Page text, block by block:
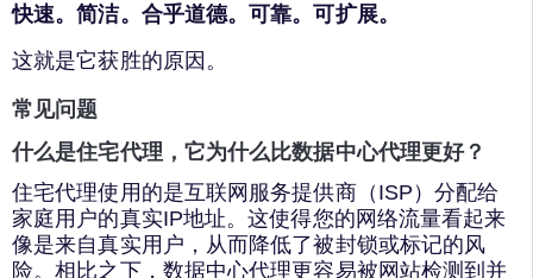
快速。简洁。合乎道德。可靠。可扩展。
这就是它获胜的原因。
常见问题
什么是住宅代理，它为什么比数据中心代理更好？
住宅代理使用的是互联网服务提供商（ISP）分配给
家庭用户的真实IP地址。这使得您的网络流量看起来
像是来自真实用户，从而降低了被封锁或标记的风
险。相比之下，数据中心代理更容易被网站检测到并